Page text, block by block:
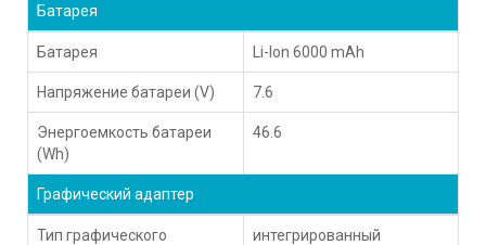
Батарея
Батарея Li-Ion 6000 mAh
Напряжение батареи (V) 7.6
Энергоемкость батареи
(Wh)
46.6
Графический адаптер
Тип графического
интегрированный